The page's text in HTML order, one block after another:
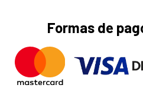
Formas de